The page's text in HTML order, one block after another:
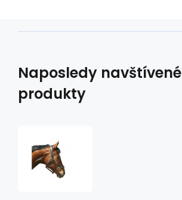
Naposledy navštívené
produkty